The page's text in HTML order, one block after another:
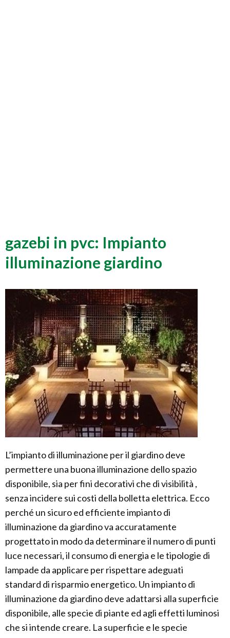
gazebi in pvc: Impianto
illuminazione giardino
L’impianto di illuminazione per il giardino deve
permettere una buona illuminazione dello spazio
disponibile, sia per fini decorativi che di visibilità ,
senza incidere sui costi della bolletta elettrica. Ecco
perché un sicuro ed efficiente impianto di
illuminazione da giardino va accuratamente
progettato in modo da determinare il numero di punti
luce necessari, il consumo di energia e le tipologie di
lampade da applicare per rispettare adeguati
standard di risparmio energetico. Un impianto di
illuminazione da giardino deve adattarsi alla superficie
disponibile, alle specie di piante ed agli effetti luminosi
che si intende creare. La superficie e le specie